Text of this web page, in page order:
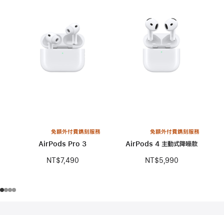
免額外付費鐫刻服務
AirPods Pro 3
NT$7,490
免額外付費鐫刻服務
AirPods 4 主動式降噪款
NT$5,990